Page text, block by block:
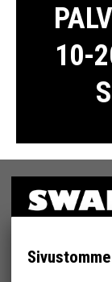
10-
MYYMÄLÄ